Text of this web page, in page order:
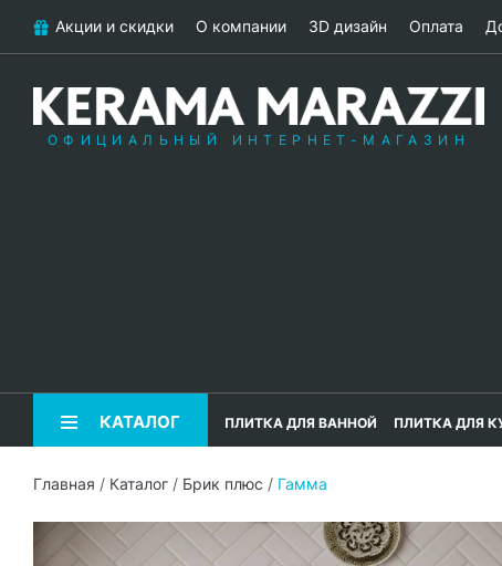
Акции и скидки О компании 3D дизайн Оплата
ОФИЦИАЛЬНЫЙ ИНТЕРНЕТ-МАГАЗИН
КАТАЛОГ ПЛИТКА ДЛЯ ВАННОЙ ПЛИТКА ДЛЯ
Главная / Каталог / Брик плюс / Гамма